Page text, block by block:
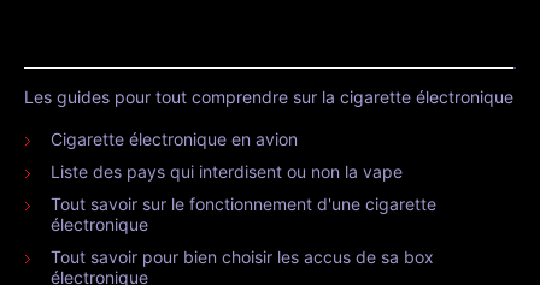
Les guides pour tout comprendre sur la cigarette électronique
Cigarette électronique en avion
Liste des pays qui interdisent ou non la vape
Tout savoir sur le fonctionnement d'une cigarette
électronique
Tout savoir pour bien choisir les accus de sa box
électronique